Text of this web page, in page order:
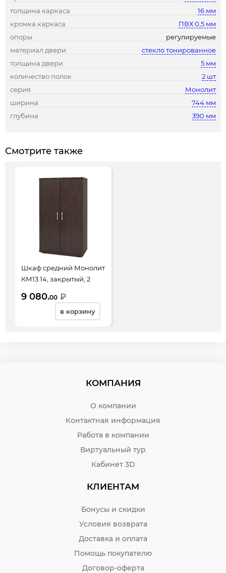
толщина каркаса
16 мм
кромка каркаса
ПВХ 0,5 мм
опоры
регулируемые
материал двери
стекло тонированное
толщина двери
5 мм
количество полок
2 шт
серия
Монолит
ширина
744 мм
глубина
390 мм
Смотрите также
Шкаф средний Монолит
КМ13.14, закрытый, 2
венге
9 080.00 ₽
в корзину
КОМПАНИЯ
О компании
Контактная информация
Работа в компании
Виртуальный тур
Кабинет 3D
КЛИЕНТАМ
Бонусы и скидки
Условия возврата
Доставка и оплата
Помощь покупателю
Договор-оферта